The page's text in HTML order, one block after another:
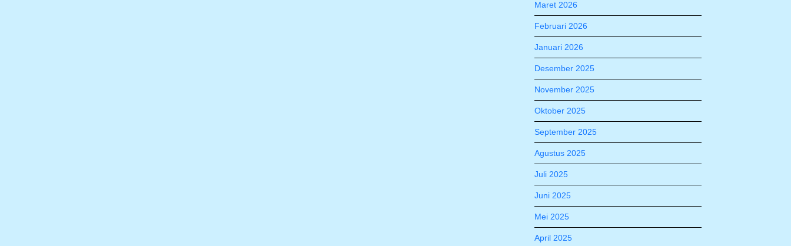
Maret 2026
Februari 2026
Januari 2026
Desember 2025
November 2025
Oktober 2025
September 2025
Agustus 2025
Juli 2025
Juni 2025
Mei 2025
April 2025